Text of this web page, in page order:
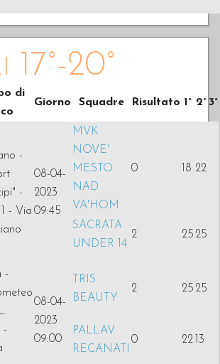
20°
di
Giorno Squadre Risultato 1° 2° 3°
-
-
- Via
08-04-
2023
09:45
MVK
NOVE'
MESTO
NAD
VA'HOM
0 18 22
SACRATA
UNDER 14
2 25 25
-
-
08-04-
2023
09:00
TRIS
BEAUTY
2 25 25
PALLAV.
RECANATI
0 22 13